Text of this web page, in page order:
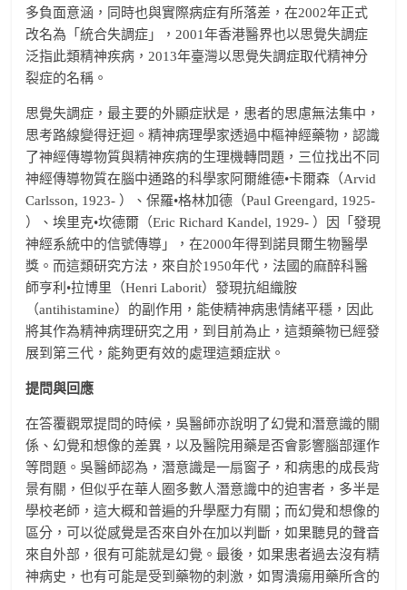
多負面意涵，同時也與實際病症有所落差，在2002年正式
改名為「統合失調症」，2001年香港醫界也以思覺失調症
泛指此類精神疾病，2013年臺灣以思覺失調症取代精神分
裂症的名稱。
思覺失調症，最主要的外顯症狀是，患者的思慮無法集中，
思考路線變得迂迴。精神病理學家透過中樞神經藥物，認識
了神經傳導物質與精神疾病的生理機轉問題，三位找出不同
神經傳導物質在腦中通路的科學家阿爾維德•卡爾森（Arvid
Carlsson, 1923- ）、保羅•格林加德（Paul Greengard, 1925-
）、埃里克•坎德爾（Eric Richard Kandel, 1929- ）因「發現
神經系統中的信號傳導」，在2000年得到諾貝爾生物醫學
獎。而這類研究方法，來自於1950年代，法國的麻醉科醫
師亨利•拉博里（Henri Laborit）發現抗組織胺
（antihistamine）的副作用，能使精神病患情緒平穩，因此
將其作為精神病理研究之用，到目前為止，這類藥物已經發
展到第三代，能夠更有效的處理這類症狀。
提問與回應
在答覆觀眾提問的時候，吳醫師亦說明了幻覺和潛意識的關
係、幻覺和想像的差異，以及醫院用藥是否會影響腦部運作
等問題。吳醫師認為，潛意識是一扇窗子，和病患的成長背
景有關，但似乎在華人圈多數人潛意識中的迫害者，多半是
學校老師，這大概和普遍的升學壓力有關；而幻覺和想像的
區分，可以從感覺是否來自外在加以判斷，如果聽見的聲音
來自外部，很有可能就是幻覺。最後，如果患者過去沒有精
神病史，也有可能是受到藥物的刺激，如胃潰瘍用藥所含的